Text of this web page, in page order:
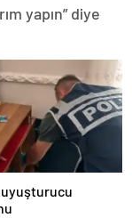
yapın” diye
uyuşturucu